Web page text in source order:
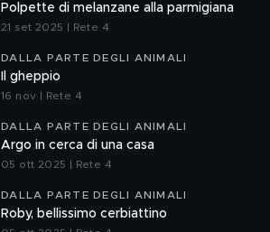
Polpette di melanzane alla parmigiana
21 set 2025 | Rete 4
DALLA PARTE DEGLI ANIMALI
Il gheppio
16 nov | Rete 4
DALLA PARTE DEGLI ANIMALI
Argo in cerca di una casa
05 ott 2025 | Rete 4
DALLA PARTE DEGLI ANIMALI
Roby, bellissimo cerbiattino